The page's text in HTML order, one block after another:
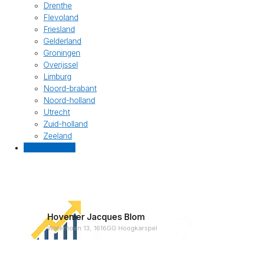
Drenthe
Flevoland
Friesland
Gelderland
Groningen
Overijssel
Limburg
Noord-brabant
Noord-holland
Utrecht
Zuid-holland
Zeeland
Hovenier Jacques Blom
Waterhoen 13, 1616GG Hoogkarspel